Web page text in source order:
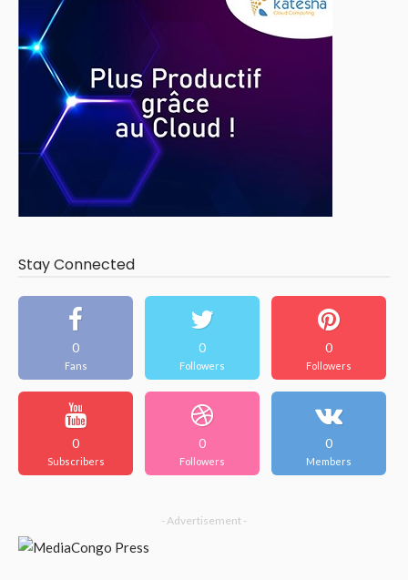
Stay Connected
0
Fans
0
Followers
0
Followers
0
Subscribers
0
Followers
0
Members
- Advertisement -